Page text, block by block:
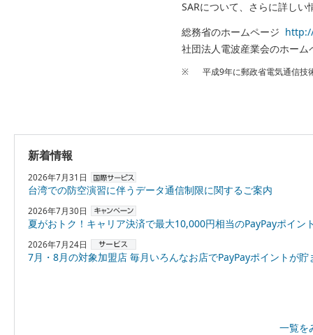
SARについて、さらに詳し
総務省のホームページ
社団法人電波産業会のホー
※ 平成9年に郵政省電気通信技
新着情報
2026年7月31日
台湾での防空演習に伴うデータ通信制限に関するご案内
2026年7月30日
夏がおトク！キャリア決済で最大10,000円相当のPayPayポイントプレゼント
2026年7月24日
7月・8月の対象加盟店 毎月いろんなお店でPayPayポイントが貯まる！「スーパーPayPayクーポ
一覧を